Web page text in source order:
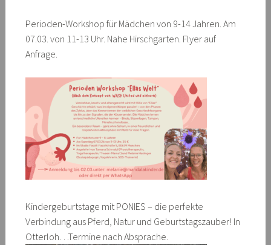
Perioden-Workshop für Mädchen von 9-14 Jahren. Am
07.03. von 11-13 Uhr. Nahe Hirschgarten. Flyer auf
Anfrage.
Kindergeburtstage mit PONIES – die perfekte
Verbindung aus Pferd, Natur und Geburtstagszauber! In
Otterloh…Termine nach Absprache.